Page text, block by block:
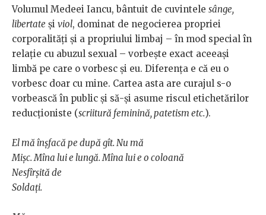
Volumul Medeei Iancu, bântuit de cuvintele sânge,
libertate și viol, dominat de negocierea propriei
corporalități și a propriului limbaj – în mod special în
relație cu abuzul sexual – vorbește exact aceeași
limbă pe care o vorbesc și eu. Diferența e că eu o
vorbesc doar cu mine. Cartea asta are curajul s-o
vorbească în public și să-și asume riscul etichetărilor
reducționiste (scriitură feminină, patetism etc.).
El mă înșfacă pe după gît. Nu mă
Mișc. Mîna lui e lungă. Mîna lui e o coloană
Nesfîrșită de
Soldați.